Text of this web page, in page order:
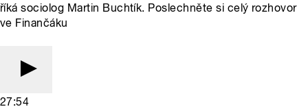
říká sociolog Martin Buchtík. Poslechněte si celý rozhovor
ve Finančáku
27:54